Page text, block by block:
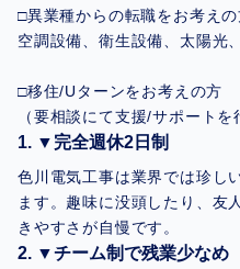
□異業種からの転職をお考えの
空調設備、衛生設備、太陽光
□移住/Uターンをお考えの方
（要相談にて支援/サポートを
▼完全週休2日制
色川電気工事は業界では珍し
ます。趣味に没頭したり、友
きやすさが自慢です。
▼チーム制で残業少なめ